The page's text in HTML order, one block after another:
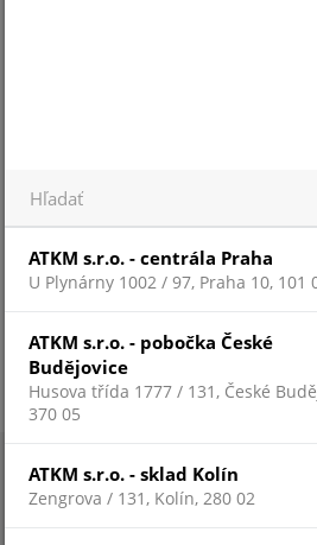
ATKM s.r.o. - centrála Praha
U Plynárny 1002 / 97, Praha 10, 101
ATKM s.r.o. - pobočka České
Budějovice
Husova třída 1777 / 131, České
370 05
ATKM s.r.o. - sklad Kolín
Zengrova / 131, Kolín, 280 02